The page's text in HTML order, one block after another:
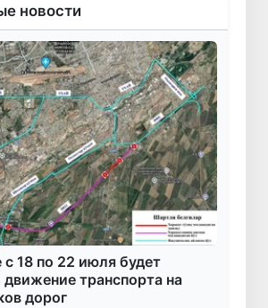
новости
18 по 22 июля будет
движение транспорта на
дорог